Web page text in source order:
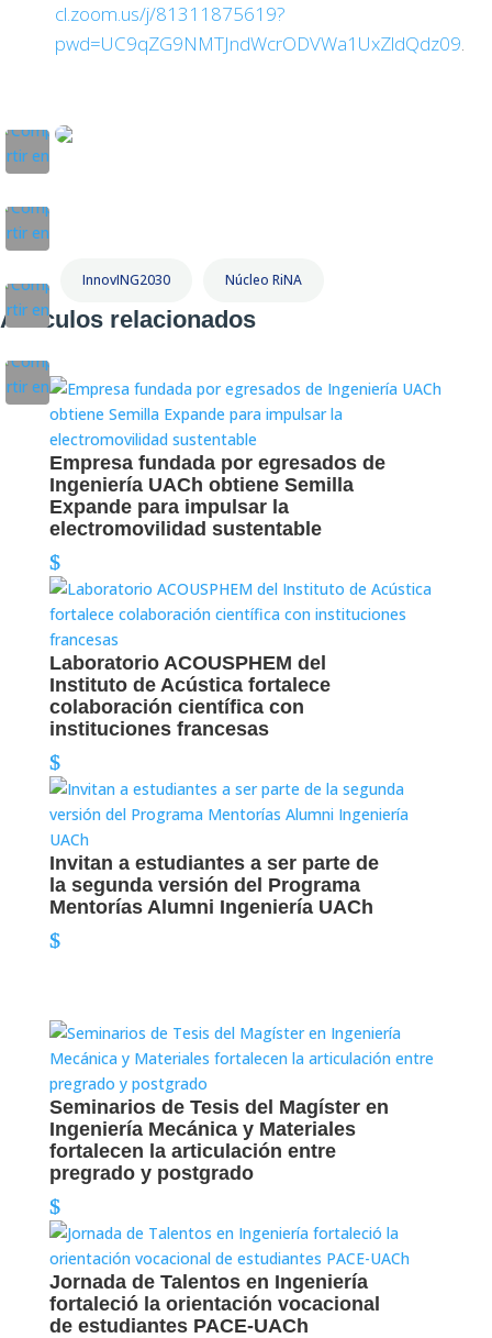
cl.zoom.us/j/81311875619?
pwd=UC9qZG9NMTJndWcrODVWa1UxZldQdz09.
InnovING2030 Núcleo RiNA
Artículos relacionados
Empresa fundada por egresados de
Ingeniería UACh obtiene Semilla
Expande para impulsar la
electromovilidad sustentable
Laboratorio ACOUSPHEM del
Instituto de Acústica fortalece
colaboración científica con
instituciones francesas
Invitan a estudiantes a ser parte de
la segunda versión del Programa
Mentorías Alumni Ingeniería UACh
Seminarios de Tesis del Magíster en
Ingeniería Mecánica y Materiales
fortalecen la articulación entre
pregrado y postgrado
Jornada de Talentos en Ingeniería
fortaleció la orientación vocacional
de estudiantes PACE-UACh